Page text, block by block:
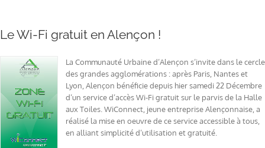
Le Wi-Fi gratuit en Alençon !
La Communauté Urbaine d’Alençon s’invite dans le cercle
des grandes agglomérations : après Paris, Nantes et
Lyon, Alençon bénéficie depuis hier samedi 22 Décembre
d’un service d’accès Wi-Fi gratuit sur le parvis de la Halle
aux Toiles. WiConnect, jeune entreprise Alençonnaise, a
réalisé la mise en oeuvre de ce service accessible à tous,
en alliant simplicité d’utilisation et gratuité.